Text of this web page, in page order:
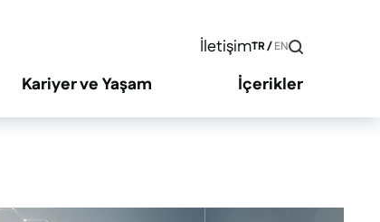
İletişimTR/EN
Kariyer ve Yaşam İçerikler